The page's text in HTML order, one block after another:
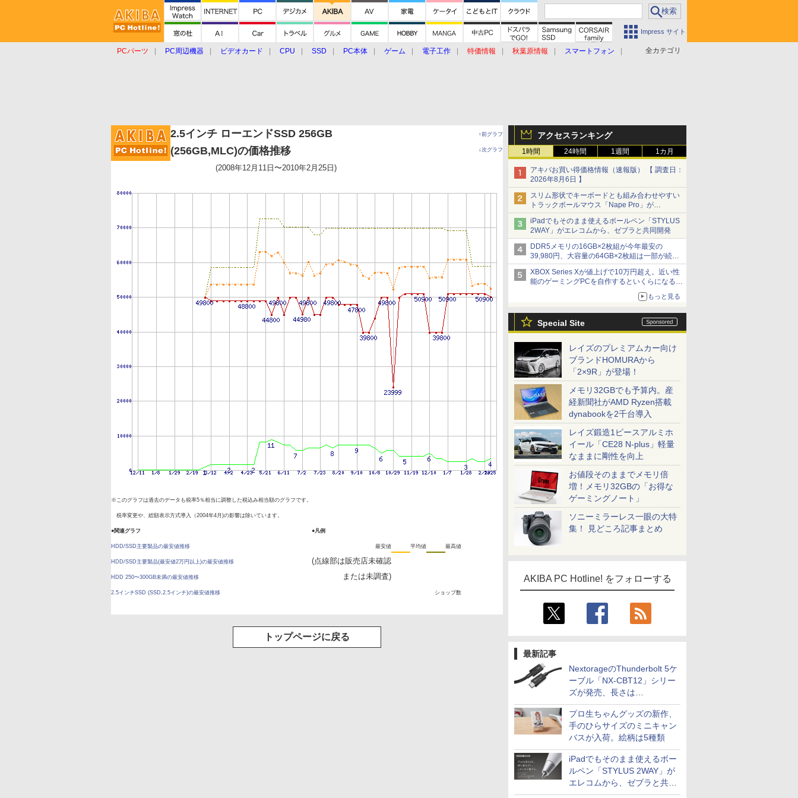
Impress サイト
全カテゴリ
PCパーツ PC周辺機器 ビデオカード CPU SSD PC本体 ゲーム 電子工作 特価情報 秋葉原情報
スマートフォン
アクセスランキング
1時間 24時間 1週間 1カ月
アキバお買い得価格情報（速報版） 【 調査日：
2026年8月6日 】
スリム形状でキーボードとも組み合わせやすい
トラックボールマウス「Nape Pro」が
Keychronから
iPadでもそのまま使えるボールペン「STYLUS
2WAY」がエレコムから、ゼブラと共同開発
DDR5メモリの16GB×2枚組が今年最安の
39,980円、大容量の64GB×2枚組は一部が続騰
[8月前半のメモリ価格]
XBOX Series Xが値上げで10万円超え。近い性
能のゲーミングPCを自作するといくらになる？
【石田賀津男の『酒の肴にPCゲーム』】
もっと見る
Special Site
レイズのプレミアムカー向け
ブランドHOMURAから
「2×9R」が登場！
メモリ32GBでも予算内。産
経新聞社がAMD Ryzen搭載
dynabookを2千台導入
レイズ鍛造1ピースアルミホ
イール「CE28 N-plus」軽量
なままに剛性を向上
お値段そのままでメモリ倍
増！メモリ32GBの「お得な
ゲーミングノート」
ソニーミラーレス一眼の大特
集！ 見どころ記事まとめ
AKIBA PC Hotline! をフォローする
最新記事
NextorageのThunderbolt 5ケ
ーブル「NX-CBT12」シリー
ズが発売、長さは
30cm/50cm/1mの3種類
プロ生ちゃんグッズの新作、
手のひらサイズのミニキャン
バスが入荷。絵柄は5種類
iPadでもそのまま使えるボー
ルペン「STYLUS 2WAY」が
エレコムから、ゼブラと共同
開発
2.5インチ ローエンドSSD 256GB
(256GB,MLC)の価格推移
↑前グラフ
↓次グラフ
(2008年12月11日〜2010年2月25日)
※このグラフは過去のデータも税率5％相当に調整した税込み相当額のグラフです。
税率変更や、総額表示方式導入（2004年4月)の影響は除いています。
●関連グラフ
HDD/SSD主要製品の最安値推移
HDD/SSD主要製品(最安値2万円以上)の最安値推移
HDD 250〜300GB未満の最安値推移
2.5インチSSD (SSD,2.5インチ)の最安値推移
●凡例
最安値
(点線部は販売店未確認
または未調査)
平均値 最高値
ショップ数
トップページに戻る